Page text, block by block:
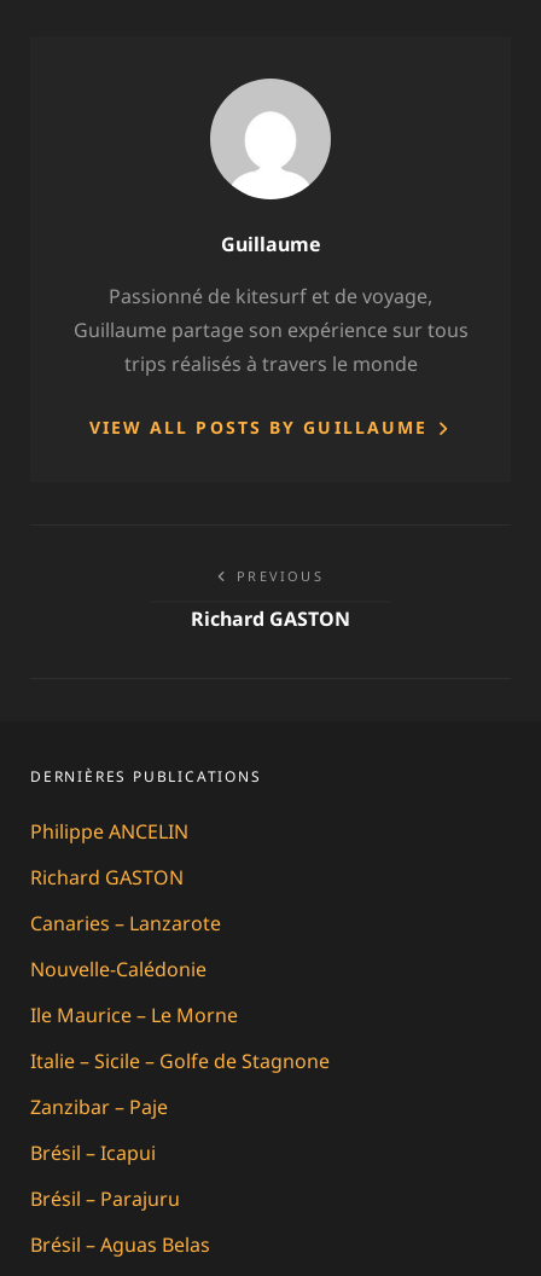
Author:
Guillaume
Passionné de kitesurf et de voyage,
Guillaume partage son expérience sur tous
trips réalisés à travers le monde
VIEW ALL POSTS BY GUILLAUME
NavigationPREVIOUS
Richard GASTON
DERNIÈRES PUBLICATIONS
Philippe ANCELIN
Richard GASTON
Canaries – Lanzarote
Nouvelle-Calédonie
Ile Maurice – Le Morne
Italie – Sicile – Golfe de Stagnone
Zanzibar – Paje
Brésil – Icapui
Brésil – Parajuru
Brésil – Aguas Belas